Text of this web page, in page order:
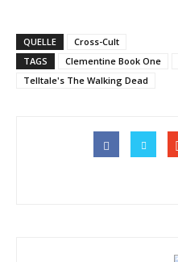
QUELLE
Cross-Cult
TAGS
Clementine Book One
Telltale's The Walking Dead